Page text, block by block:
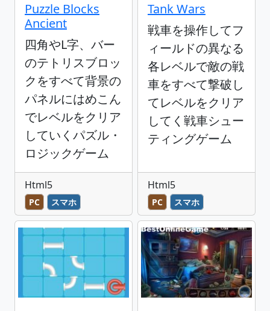
Puzzle Blocks
Ancient
四角やL字、バー
のテトリスブロッ
クをすべて背景の
パネルにはめこん
でレベルをクリア
していくパズル・
ロジックゲーム
Html5
PC スマホ
Tank Wars
戦車を操作してフ
ィールドの異なる
各レベルで敵の戦
車をすべて撃破し
てレベルをクリア
してく戦車シュー
ティングゲーム
Html5
PC スマホ